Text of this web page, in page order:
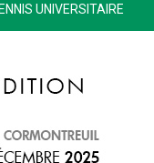
UNIVERSITAIRE